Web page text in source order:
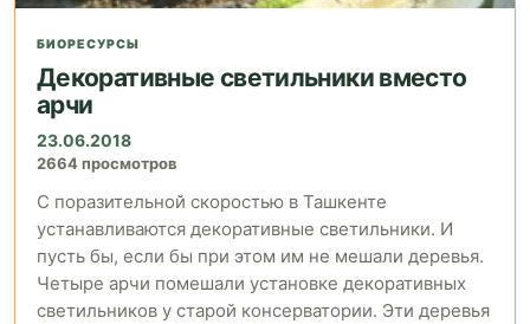
БИОРЕСУРСЫ
Декоративные светильники вместо
арчи
23.06.2018
2664 просмотров
C поразительной скоростью в Ташкенте
устанавливаются декоративные светильники. И
пусть бы, если бы при этом им не мешали деревья.
Четыре арчи помешали установке декоративных
светильников у старой консерватории. Эти деревья